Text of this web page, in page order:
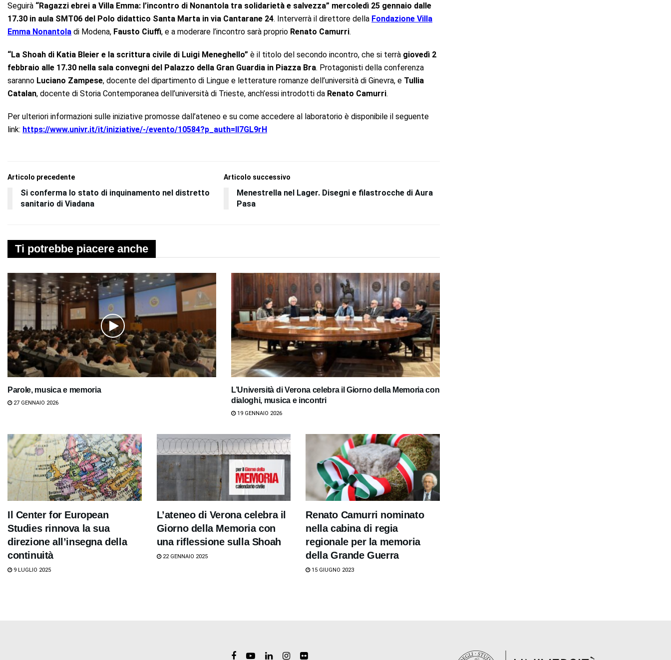
Seguirà “Ragazzi ebrei a Villa Emma: l’incontro di Nonantola tra solidarietà e salvezza” mercoledì 25 gennaio dalle
17.30 in aula SMT06 del Polo didattico Santa Marta in via Cantarane 24. Interverrà il direttore della Fondazione Villa
Emma Nonantola di Modena, Fausto Ciuffi, e a moderare l’incontro sarà proprio Renato Camurri.
“La Shoah di Katia Bleier e la scrittura civile di Luigi Meneghello” è il titolo del secondo incontro, che si terrà giovedì 2
febbraio alle 17.30 nella sala convegni del Palazzo della Gran Guardia in Piazza Bra. Protagonisti della conferenza
saranno Luciano Zampese, docente del dipartimento di Lingue e letterature romanze dell’università di Ginevra, e Tullia
Catalan, docente di Storia Contemporanea dell’università di Trieste, anch’essi introdotti da Renato Camurri.
Per ulteriori informazioni sulle iniziative promosse dall’ateneo e su come accedere al laboratorio è disponibile il seguente
link: https://www.univr.it/it/iniziative/-/evento/10584?p_auth=lI7GL9rH
Articolo precedente
Si conferma lo stato di inquinamento nel distretto
sanitario di Viadana
Articolo successivo
Menestrella nel Lager. Disegni e filastrocche di Aura
Pasa
Ti potrebbe piacere anche
Parole, musica e memoria
27 GENNAIO 2026
L’Università di Verona celebra il Giorno della Memoria con
dialoghi, musica e incontri
19 GENNAIO 2026
Il Center for European
Studies rinnova la sua
direzione all’insegna della
continuità
9 LUGLIO 2025
L’ateneo di Verona celebra il
Giorno della Memoria con
una riflessione sulla Shoah
22 GENNAIO 2025
Renato Camurri nominato
nella cabina di regia
regionale per la memoria
della Grande Guerra
15 GIUGNO 2023